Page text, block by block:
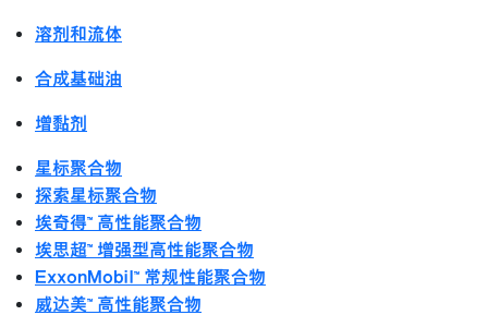
溶剂和流体
合成基础油
增黏剂
星标聚合物
探索星标聚合物
埃奇得™ 高性能聚合物
埃思超™ 增强型高性能聚合物
ExxonMobil™ 常规性能聚合物
威达美™ 高性能聚合物